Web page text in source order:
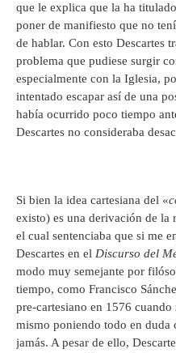
que le explica que la ha
poner de manifiesto que no
de hablar. Con esto Descartes
problema que pudiese surgir
especialmente con la Iglesia,
intentado escapar así de una
había ocurrido poco tiempo
Descartes no consideraba
Si bien la idea cartesiana del «
existo) es una derivación de
el cual sentenciaba que si me
Descartes en el Discurso del
modo muy semejante por
tiempo, como Francisco
pre-cartesiano en 1576
mismo poniendo todo en duda
jamás. A pesar de ello,